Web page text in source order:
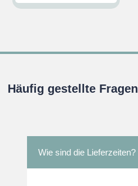
Preis Preis
Häufig gestellte Fragen
Wie sind die Lieferzeiten?